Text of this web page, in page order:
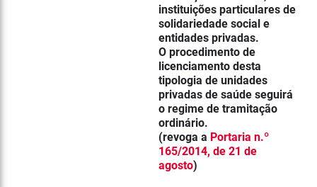
instituições particulares de
solidariedade social e
entidades privadas.
O procedimento de
licenciamento desta
tipologia de unidades
privadas de saúde seguirá
o regime de tramitação
ordinário.
(revoga a Portaria n.º
165/2014, de 21 de
agosto)